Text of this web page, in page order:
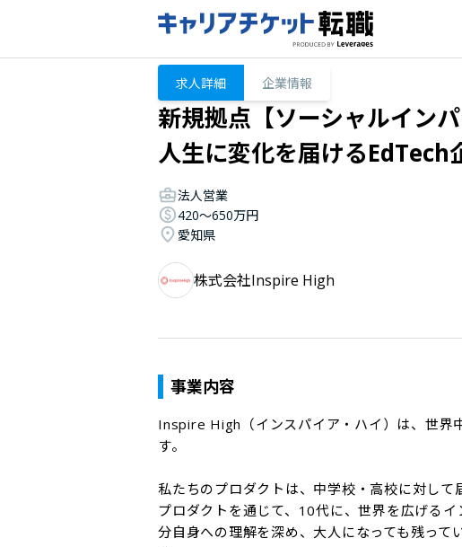
求人詳細 企業情報
新規拠点【ソーシャルイン
人生に変化を届けるEdTech
法人営業
420〜650万円
愛知県
株式会社Inspire High
事業内容
Inspire High（インスパイア・ハイ）は、世界
す。
私たちのプロダクトは、中学校・高校に対して
プロダクトを通じて、10代に、世界を広げる
分自身への理解を深め、大人になっても残っ